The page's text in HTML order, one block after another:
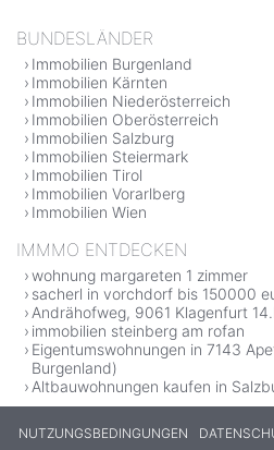
BUNDESLÄNDER
Immobilien Burgenland
Immobilien Kärnten
Immobilien Niederösterreich
Immobilien Oberösterreich
Immobilien Salzburg
Immobilien Steiermark
Immobilien Tirol
Immobilien Vorarlberg
Immobilien Wien
IMMMO ENTDECKEN
wohnung margareten 1 zimmer
sacherl in vorchdorf bis 150000
Andrähofweg, 9061 Klagenfurt
immobilien steinberg am rofan
Eigentumswohnungen in 7143
Burgenland)
Altbauwohnungen kaufen in
NUTZUNGSBEDINGUNGEN